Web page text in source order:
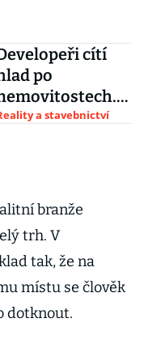
cítí
po
bondy
a stavebnictví
branže
trh. V
tak, že na
místu se člověk
dotknout.